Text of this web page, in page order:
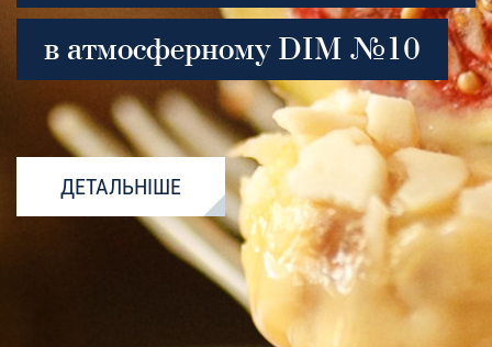
в атмосферному DІM №10
ДЕТАЛЬНІШЕ